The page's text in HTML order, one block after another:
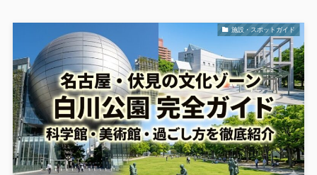
施設・スポットガイド